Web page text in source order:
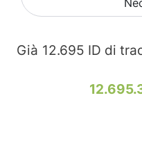
Già 12.695 ID di